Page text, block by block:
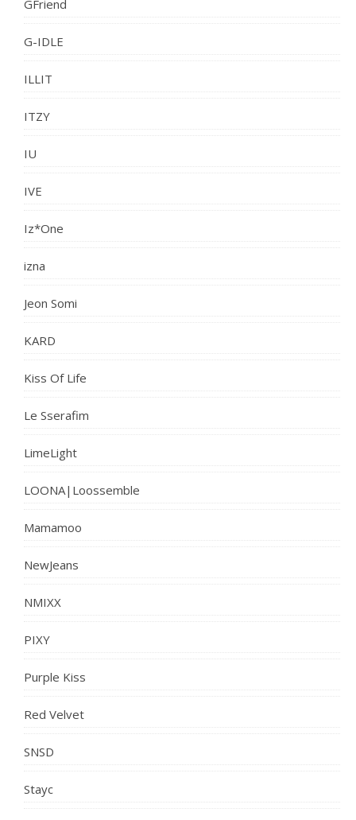
GFriend
G-IDLE
ILLIT
ITZY
IU
IVE
Iz*One
izna
Jeon Somi
KARD
Kiss Of Life
Le Sserafim
LimeLight
LOONA|Loossemble
Mamamoo
NewJeans
NMIXX
PIXY
Purple Kiss
Red Velvet
SNSD
Stayc